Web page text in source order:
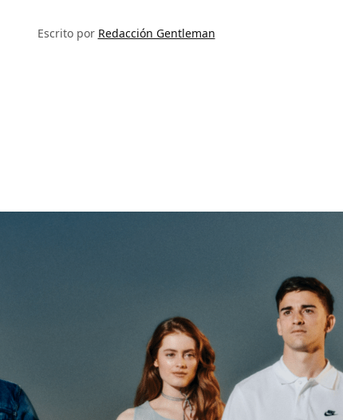
Escrito por Redacción Gentleman